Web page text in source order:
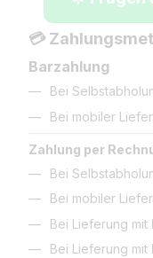
💳
Barzahlung
Bei
Bei mobiler
Zahlung per
Bei
Bei mobiler
Bei Lieferung mit
Bei Lieferung mit